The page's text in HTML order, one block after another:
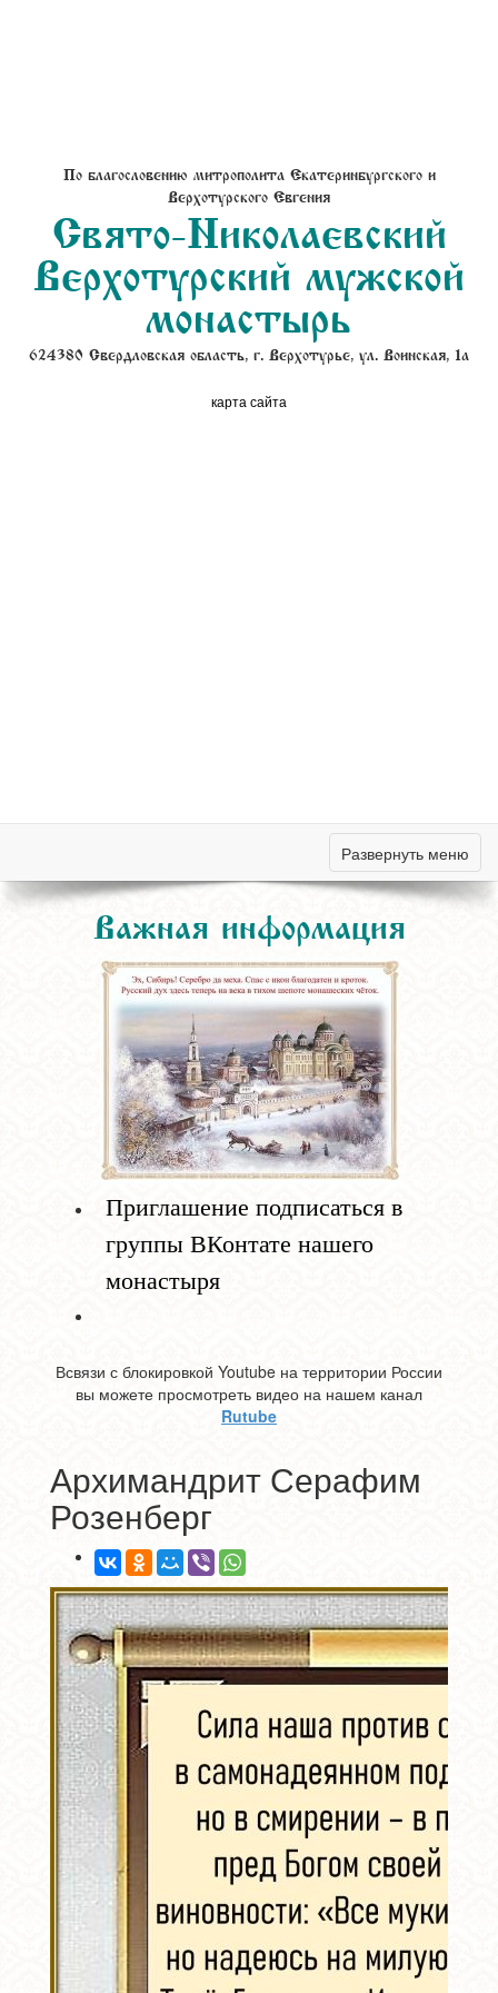
По благословению митрополита Екатеринбургского и
Верхотурского Евгения
Свято-Николаевский
Верхотурский мужской
монастырь
624380 Свердловская область, г. Верхотурье, ул. Воинская, 1а
карта сайта
Развернуть меню
Важная информация
Приглашение подписаться в
группы ВКонтате нашего
монастыря
Всвязи с блокировкой Youtube на территории России
вы можете просмотреть видео на нашем канал
Rutube
Архимандрит Серафим
Розенберг